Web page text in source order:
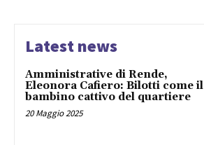
Latest news
Amministrative di Rende,
Eleonora Cafiero: Bilotti come il
bambino cattivo del quartiere
20 Maggio 2025